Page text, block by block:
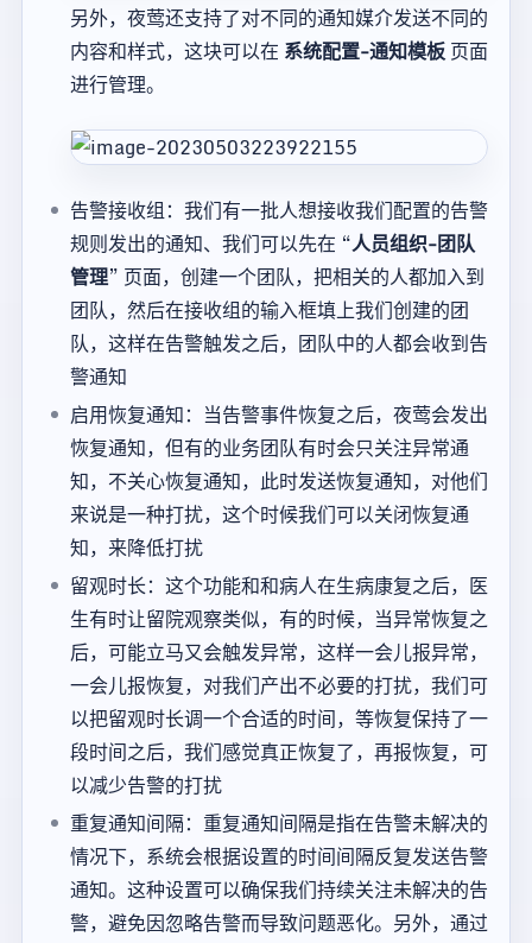
另外，夜莺还支持了对不同的通知媒介发送不同的
内容和样式，这块可以在 系统配置-通知模板页面
进行管理。
告警接收组：我们有一批人想接收我们配置的告警
规则发出的通知、我们可以先在 “人员组织-团队
管理” 页面，创建一个团队，把相关的人都加入到
团队，然后在接收组的输入框填上我们创建的团
队，这样在告警触发之后，团队中的人都会收到告
警通知
启用恢复通知：当告警事件恢复之后，夜莺会发出
恢复通知，但有的业务团队有时会只关注异常通
知，不关心恢复通知，此时发送恢复通知，对他们
来说是一种打扰，这个时候我们可以关闭恢复通
知，来降低打扰
留观时长：这个功能和和病人在生病康复之后，医
生有时让留院观察类似，有的时候，当异常恢复之
后，可能立马又会触发异常，这样一会儿报异常，
一会儿报恢复，对我们产出不必要的打扰，我们可
以把留观时长调一个合适的时间，等恢复保持了一
段时间之后，我们感觉真正恢复了，再报恢复，可
以减少告警的打扰
重复通知间隔：重复通知间隔是指在告警未解决的
情况下，系统会根据设置的时间间隔反复发送告警
通知。这种设置可以确保我们持续关注未解决的告
警，避免因忽略告警而导致问题恶化。另外，通过